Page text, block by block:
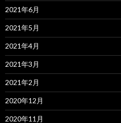
2021年6月
2021年5月
2021年4月
2021年3月
2021年2月
2020年12月
2020年11月